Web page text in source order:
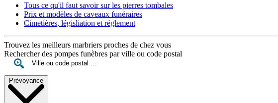
Tous ce qu'il faut savoir sur les pierres tombales
Prix et modèles de caveaux funéraires
Cimetières, législiation et réglement
Trouvez les meilleurs marbriers proches de chez vous
Rechercher des pompes funèbres par ville ou code postal
Prévoyance